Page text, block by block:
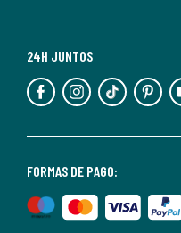
FORMAS DE PAGO:
24H JUNTOS